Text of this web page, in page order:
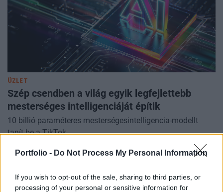
Portfolio - Do Not Process My Personal Information
If you wish to opt-out of the sale, sharing to third parties, or
processing of your personal or sensitive information for
ÜZLET
Szép csendben a világ egyik legfejlettebb
mesterséges intelligenciáját építik
10 billió paraméteres mesterségesintelligencia-modellt
tanít be a TikTok.